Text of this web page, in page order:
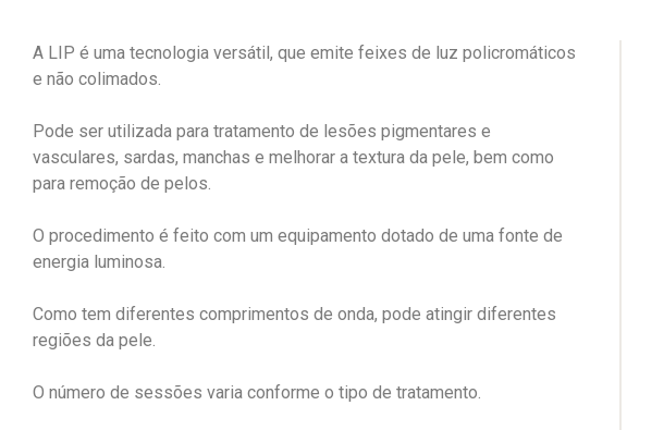
A LIP é uma tecnologia versátil, que emite feixes de luz policromáticos
e não colimados.
Pode ser utilizada para tratamento de lesões pigmentares e
vasculares, sardas, manchas e melhorar a textura da pele, bem como
para remoção de pelos.
O procedimento é feito com um equipamento dotado de uma fonte de
energia luminosa.
Como tem diferentes comprimentos de onda, pode atingir diferentes
regiões da pele.
O número de sessões varia conforme o tipo de tratamento.